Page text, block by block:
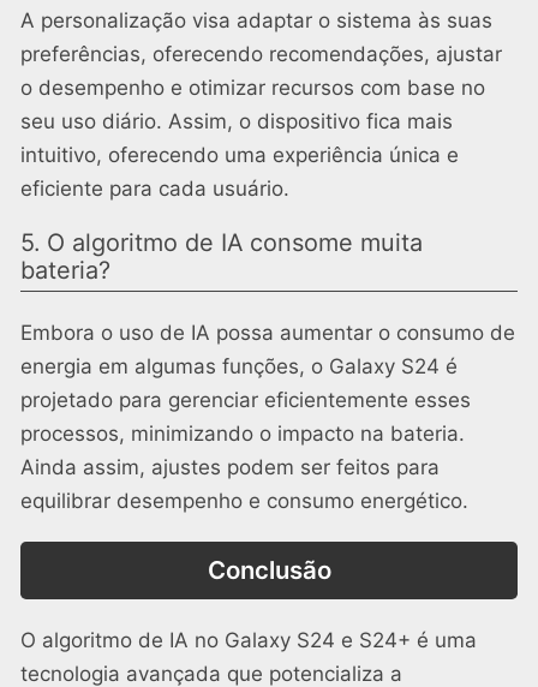
A personalização visa adaptar o sistema às suas
preferências, oferecendo recomendações, ajustar
o desempenho e otimizar recursos com base no
seu uso diário. Assim, o dispositivo fica mais
intuitivo, oferecendo uma experiência única e
eficiente para cada usuário.
5. O algoritmo de IA consome muita
bateria?
Embora o uso de IA possa aumentar o consumo de
energia em algumas funções, o Galaxy S24 é
projetado para gerenciar eficientemente esses
processos, minimizando o impacto na bateria.
Ainda assim, ajustes podem ser feitos para
equilibrar desempenho e consumo energético.
Conclusão
O algoritmo de IA no Galaxy S24 e S24+ é uma
tecnologia avançada que potencializa a